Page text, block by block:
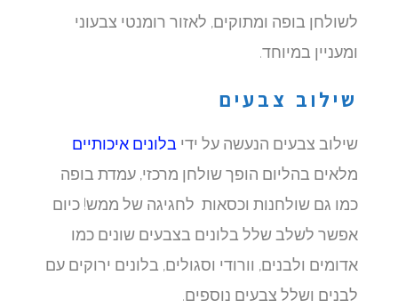
לשולחן בופה ומתוקים, לאזור רומנטי צבעוני
ומעניין במיוחד.
שילוב צבעים
שילוב צבעים הנעשה על ידי בלונים איכותיים
מלאים בהליום הופך שולחן מרכזי, עמדת בופה
כמו גם שולחנות וכסאות לחגיגה של ממש! כיום
אפשר לשלב שלל בלונים בצבעים שונים כמו
אדומים ולבנים, וורודי וסגולים, בלונים ירוקים עם
לבנים ושלל צבעים נוספים.